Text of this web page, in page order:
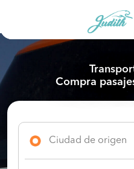
Compra